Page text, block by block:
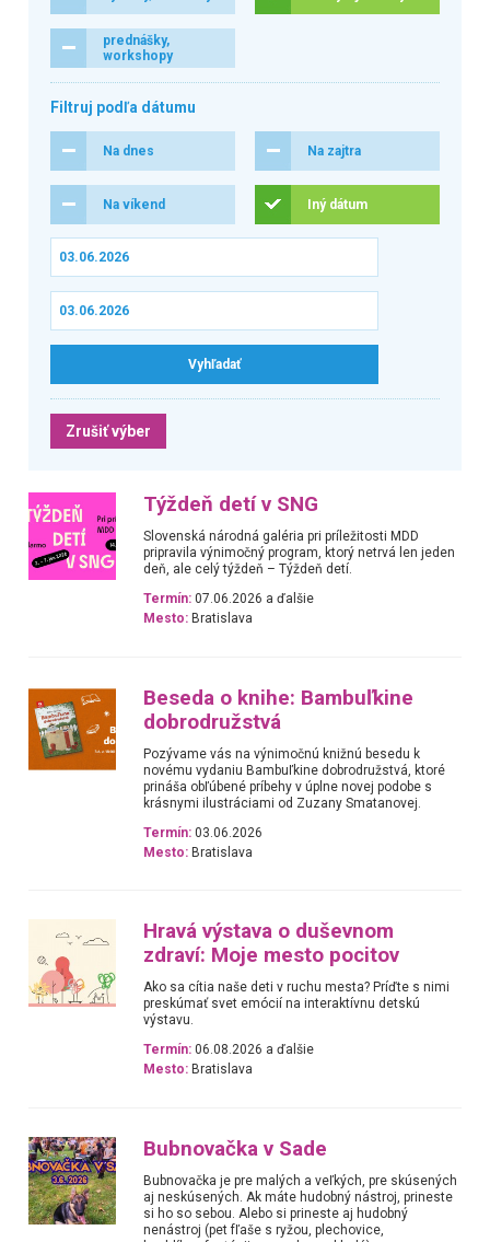
prednášky,
workshopy
Filtruj podľa dátumu
Na dnes Na zajtra
Na víkend Iný dátum
Zrušiť výber
Týždeň detí v SNG
Slovenská národná galéria pri príležitosti MDD
pripravila výnimočný program, ktorý netrvá len jeden
deň, ale celý týždeň – Týždeň detí.
Termín: 07.06.2026 a ďalšie
Mesto: Bratislava
Beseda o knihe: Bambuľkine
dobrodružstvá
Pozývame vás na výnimočnú knižnú besedu k
novému vydaniu Bambuľkine dobrodružstvá, ktoré
prináša obľúbené príbehy v úplne novej podobe s
krásnymi ilustráciami od Zuzany Smatanovej.
Termín: 03.06.2026
Mesto: Bratislava
Hravá výstava o duševnom
zdraví: Moje mesto pocitov
Ako sa cítia naše deti v ruchu mesta? Príďte s nimi
preskúmať svet emócií na interaktívnu detskú
výstavu.
Termín: 06.08.2026 a ďalšie
Mesto: Bratislava
Bubnovačka v Sade
Bubnovačka je pre malých a veľkých, pre skúsených
aj neskúsených. Ak máte hudobný nástroj, prineste
si ho so sebou. Alebo si prineste aj hudobný
nenástroj (pet fľaše s ryžou, plechovice,